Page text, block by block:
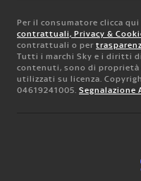
Per il consumatore clicca qui
contrattuali, Privacy &
contrattuali o per
Tutti i marchi Sky e i diritti
contenuti, sono di proprietà
utilizzati su licenza.
04619241005. Segnalazione